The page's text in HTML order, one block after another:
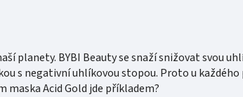
planety. BYBI Beauty se snaží snižovat svou
s negativní uhlíkovou stopou. Proto u
maska Acid Gold jde příkladem?